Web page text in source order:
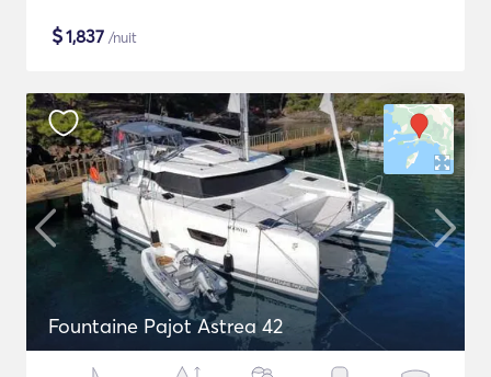
$1,837 /nuit
Fountaine Pajot Astrea 42